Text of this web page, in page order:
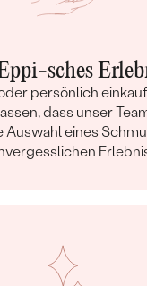
sches
persönlich
dass unser
Auswahl eines